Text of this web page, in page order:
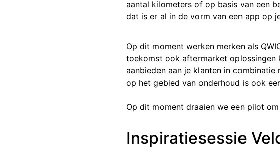
aantal kilometers of op basis van een
dat is er al in de vorm van een app op
Op dit moment werken merken als
toekomst ook aftermarket oplossingen
aanbieden aan je klanten in
op het gebied van onderhoud is ook
Op dit moment draaien we een pilot
Inspiratiesessie